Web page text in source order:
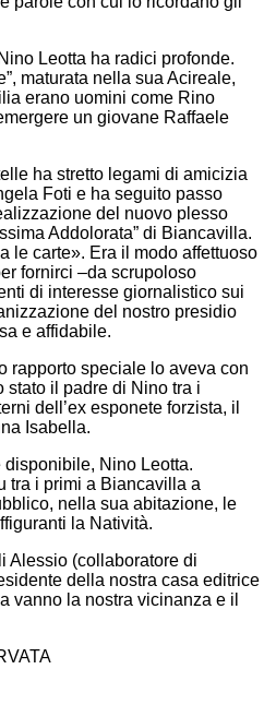
Leotta ha radici profonde.
maturata nella sua Acireale,
erano uomini come Rino
un giovane Raffaele
ha stretto legami di amicizia
Foti e ha seguito passo
del nuovo plesso
Addolorata” di Biancavilla.
le carte». Era il modo affettuoso
fornirci –da scrupoloso
di interesse giornalistico sui
del nostro presidio
e affidabile.
rapporto speciale lo aveva con
stato il padre di Nino tra i
dell’ex esponete forzista, il
Isabella.
disponibile, Nino Leotta.
tra i primi a Biancavilla a
nella sua abitazione, le
la Natività.
Alessio (collaboratore di
della nostra casa editrice
vanno la nostra vicinanza e il